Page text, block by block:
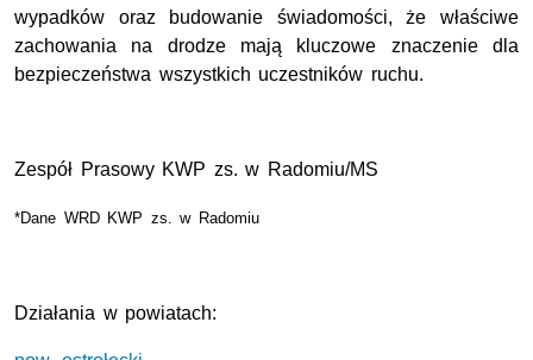
wypadków oraz budowanie świadomości, że właściwe
zachowania na drodze mają kluczowe znaczenie dla
bezpieczeństwa wszystkich uczestników ruchu.
Zespół Prasowy KWP zs. w Radomiu/MS
*Dane WRD KWP zs. w Radomiu
Działania w powiatach: